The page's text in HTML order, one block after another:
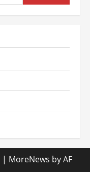
| MoreNews by AF